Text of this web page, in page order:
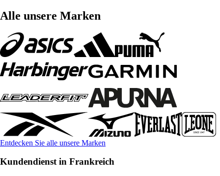
Alle unsere Marken
Entdecken Sie alle unsere Marken
Kundendienst in Frankreich